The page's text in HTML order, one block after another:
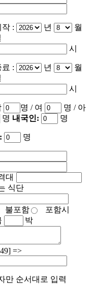
는 항목과 목적은 다음
목적: 이름, 주민등록번
호, E-mail주소, 핸드
약서비스를 받는 동안
공을 위해서만 이용하게
보의 수집목적 또는 제
, 상법 등 관련법령의 규
의무 관계의 확인 등을
있을 경우에는 일정기간
: 5년
기록 : 5년
기록 : 3년
서비스와 무관한 타 기
객님의 개인정보를 공유
호텔 숙박 등을 위해
텔 업체에 제공됩니다.
제공할 수 있습니다.
험사에 제공됩니다.
: 년
월
시
: 년
월
시
명 / 여 명 / 아
명 내국인: 명
명
대
식단
불포함
포함시
박
49] =>
만 순서대로 입력